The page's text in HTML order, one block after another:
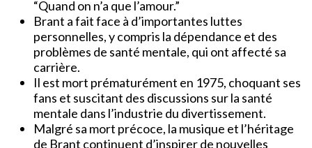
“Quand on n’a que l’amour.”
Brant a fait face à d’importantes luttes
personnelles, y compris la dépendance et des
problèmes de santé mentale, qui ont affecté sa
carrière.
Il est mort prématurément en 1975, choquant ses
fans et suscitant des discussions sur la santé
mentale dans l’industrie du divertissement.
Malgré sa mort précoce, la musique et l’héritage
de Brant continuent d’inspirer de nouvelles